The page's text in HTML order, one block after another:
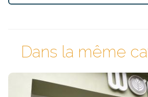
Dans la même